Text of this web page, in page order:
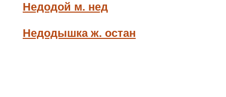
Недодой м. нед
Недодышка ж. остан